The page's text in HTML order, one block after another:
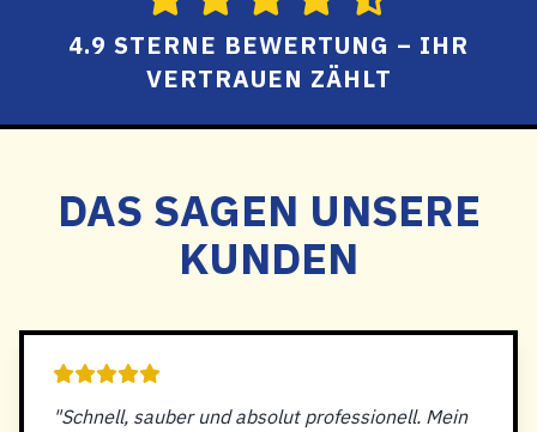
4.9 STERNE BEWERTUNG – IHR
VERTRAUEN ZÄHLT
DAS SAGEN UNSERE
KUNDEN
"Schnell, sauber und absolut professionell. Mein